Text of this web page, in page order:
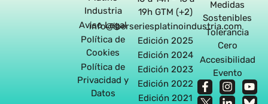
Industria
Aviso Legal
Política de
Cookies
Política de
Privacidad y
Datos
19h GTM (+2)
info@iberseriesplatinoindustria.com
Edición 2025
Edición 2024
Edición 2023
Edición 2022
Edición 2021
Medidas
Sostenibles
Tolerancia
Cero
Accesibilidad
Evento